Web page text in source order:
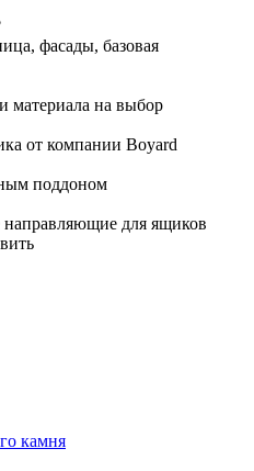
фасады, базовая
материала на выбор
от компании Boyard
поддоном
для ящиков
камня